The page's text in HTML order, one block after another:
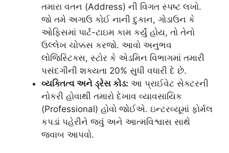
તમારા વતન (Address) ની વિગત સ્પષ્ટ લખો.
જો તમે અગાઉ કોઈ નાની દુકાન, ગોડાઉન કે
ઓફિસમાં પાર્ટ-ટાઇમ કામ કર્યું હોય, તો તેનો
ઉલ્લેખ ચોક્કસ કરજો. આવો અનુભવ
લોજિસ્ટિક્સ, સ્ટોર કે એડમિન વિભાગમાં તમારી
પસંદગીની શક્યતા 20% સુધી વધારી દે છે.
વ્યક્તિત્વ અને ડ્રેસ કોડ: આ પ્રાઈવેટ સેક્ટરની
નોકરી હોવાથી તમારો દેખાવ વ્યાવસાયિક
(Professional) હોવો જોઈએ. ઇન્ટરવ્યૂમાં ફોર્મલ
કપડાં પહેરીને જવું અને આત્મવિશ્વાસ સાથે
જવાબ આપવો.